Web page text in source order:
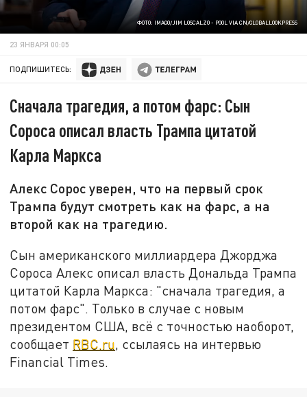
ФОТО: IMAGO/JIM LOSCALZO - POOL VIA CN/GLOBALLOOKPRESS
23 ЯНВАРЯ 00:05
ПОДПИШИТЕСЬ:
Сначала трагедия, а потом фарс: Сын
Сороса описал власть Трампа цитатой
Карла Маркса
Алекс Сорос уверен, что на первый срок
Трампа будут смотреть как на фарс, а на
второй как на трагедию.
Сын американского миллиардера Джорджа
Сороса Алекс описал власть Дональда Трампа
цитатой Карла Маркса: "сначала трагедия, а
потом фарс". Только в случае с новым
президентом США, всё с точностью наоборот,
сообщает RBC.ru, ссылаясь на интервью
Financial Times.